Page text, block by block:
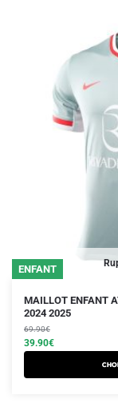
ENFANT
MAILLOT ENFANT
2024 2025
69.90€
Le
prix
initial
était :
39.90€
Le
prix
actuel
est :
Ce
produit
a
plusieurs
variations.